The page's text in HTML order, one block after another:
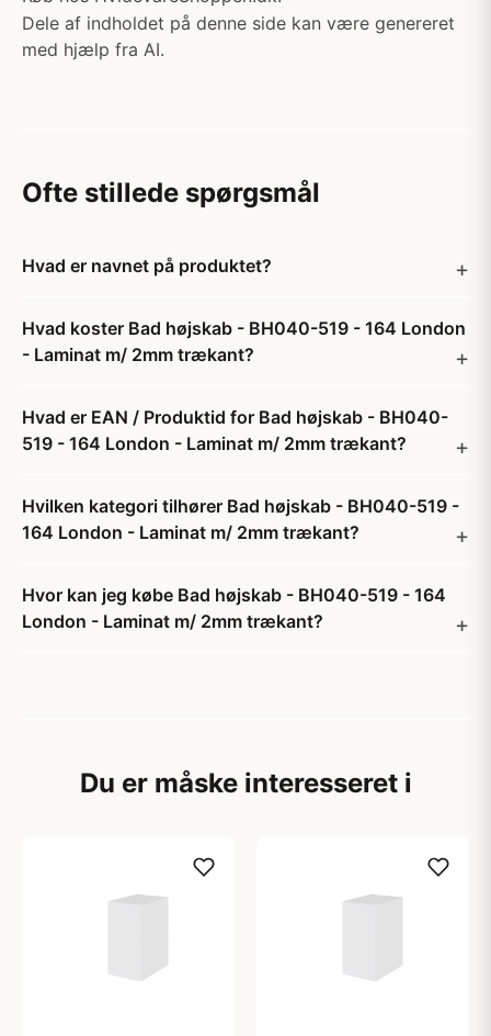
Dele af indholdet på denne side kan være genereret
med hjælp fra AI.
Ofte stillede spørgsmål
Hvad er navnet på produktet?
Hvad koster Bad højskab - BH040-519 - 164 London
- Laminat m/ 2mm trækant?
Hvad er EAN / Produktid for Bad højskab - BH040-
519 - 164 London - Laminat m/ 2mm trækant?
Hvilken kategori tilhører Bad højskab - BH040-519 -
164 London - Laminat m/ 2mm trækant?
Hvor kan jeg købe Bad højskab - BH040-519 - 164
London - Laminat m/ 2mm trækant?
Du er måske interesseret i